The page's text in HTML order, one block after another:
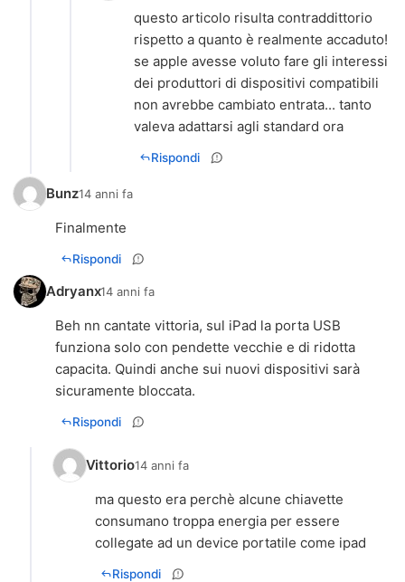
questo articolo risulta contraddittorio
rispetto a quanto è realmente accaduto!
se apple avesse voluto fare gli interessi
dei produttori di dispositivi compatibili
non avrebbe cambiato entrata... tanto
valeva adattarsi agli standard ora
Rispondi
Bunz14 anni fa
Finalmente
Rispondi
Adryanx14 anni fa
Beh nn cantate vittoria, sul iPad la porta USB
funziona solo con pendette vecchie e di ridotta
capacita. Quindi anche sui nuovi dispositivi sarà
sicuramente bloccata.
Rispondi
Vittorio14 anni fa
ma questo era perchè alcune chiavette
consumano troppa energia per essere
collegate ad un device portatile come ipad
Rispondi